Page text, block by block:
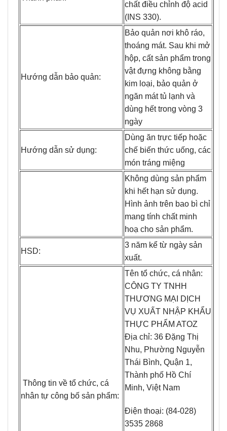
chất điều chỉnh độ acid
(INS 330).
Hướng dẫn bảo quản:
Bảo quản nơi khô ráo,
thoáng mát. Sau khi mở
hộp, cất sản phẩm trong
vật đựng không bằng
kim loại, bảo quản ở
ngăn mát tủ lạnh và
dùng hết trong vòng 3
ngày
Hướng dẫn sử dụng:
Dùng ăn trực tiếp hoặc
chế biến thức uống, các
món tráng miệng
Không dùng sản phẩm
khi hết hạn sử dụng.
Hình ảnh trên bao bì chỉ
mang tính chất minh
hoạ cho sản phẩm.
HSD:
3 năm kể từ ngày sản
xuất.
Thông tin về tổ chức, cá
nhân tự công bố sản phẩm:
Tên tổ chức, cá nhân:
CÔNG TY TNHH
THƯƠNG MẠI DỊCH
VỤ XUẤT NHẬP KHẨU
THỰC PHẨM ATOZ
Địa chỉ: 36 Đặng Thị
Nhu, Phường Nguyễn
Thái Bình, Quận 1,
Thành phố Hồ Chí
Minh, Việt Nam
Điện thoại: (84-028)
3535 2868